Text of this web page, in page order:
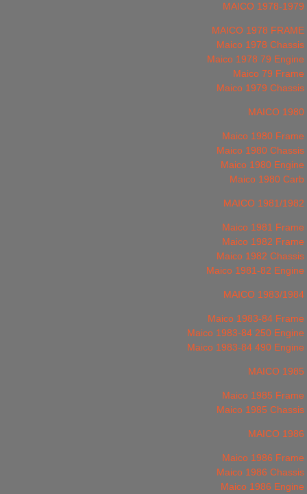
MAICO 1978-1979
MAICO 1978 FRAME
Maico 1978 Chassis
Maico 1978 79 Engine
Maico 79 Frame
Maico 1979 Chassis
MAICO 1980
Maico 1980 Frame
Maico 1980 Chassis
Maico 1980 Engine
Maico 1980 Carb
MAICO 1981/1982
Maico 1981 Frame
Maico 1982 Frame
Maico 1982 Chassis
Maico 1981-82 Engine
MAICO 1983/1984
Maico 1983-84 Frame
Maico 1983-84 250 Engine
Maico 1983-84 490 Engine
MAICO 1985
Maico 1985 Frame
Maico 1985 Chassis
MAICO 1986
Maico 1986 Frame
Maico 1986 Chassis
Maico 1986 Engine